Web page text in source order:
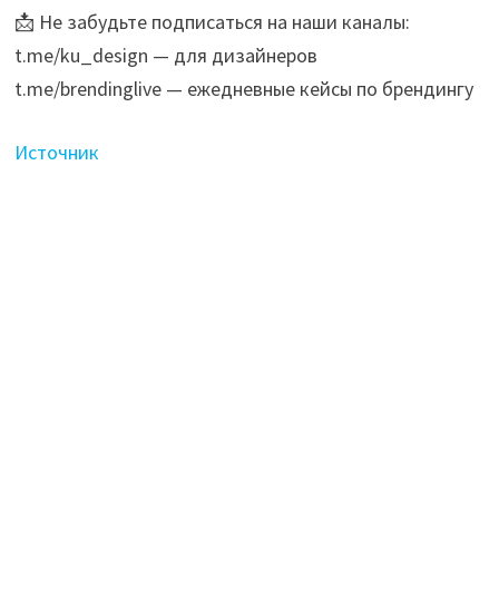
📩 Не забудьте подписаться на наши каналы:
t.me/ku_design — для дизайнеров
t.me/brendinglive — ежедневные кейсы по брендингу
Источник